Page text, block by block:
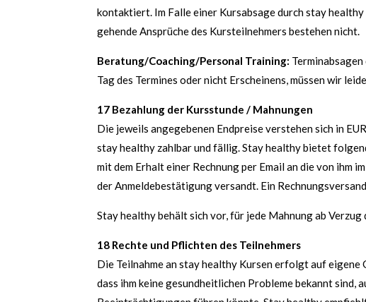
kontaktiert. Im Falle einer Kursabsage durch stay
gehende Ansprüche des Kursteilnehmers bestehen nicht.
Beratung/Coaching/Personal Training:
Tag des Termines oder nicht Erscheinens, müssen wir
17 Bezahlung der Kursstunde / Mahnungen
Die jeweils angegebenen Endpreise verstehen sich in
stay healthy zahlbar und fällig. Stay healthy bietet
mit dem Erhalt einer Rechnung per Email an die von ihm
der Anmeldebestätigung versandt. Ein
Stay healthy behält sich vor, für jede Mahnung ab
18 Rechte und Pflichten des Teilnehmers
Die Teilnahme an stay healthy Kursen erfolgt auf eigene
dass ihm keine gesundheitlichen Probleme bekannt